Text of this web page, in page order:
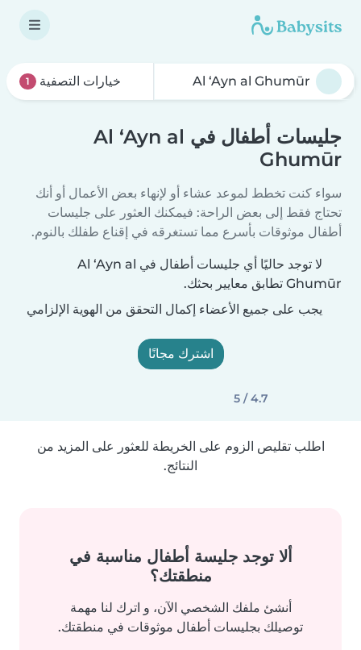
خيارات التصفية 1
جليسات أطفال في Al ‘Ayn al
Ghumūr
سواء كنت تخطط لموعد عشاء أو لإنهاء بعض الأعمال أو أنك
تحتاج فقط إلى بعض الراحة: فيمكنك العثور على جليسات
أطفال موثوقات بأسرع مما تستغرقه في إقناع طفلك بالنوم.
لا توجد حاليًا أي جليسات أطفال في Al ‘Ayn al
Ghumūr تطابق معايير بحثك.
يجب على جميع الأعضاء إكمال التحقق من الهوية الإلزامي
اشترك مجانًا
4.7 / 5
اطلب تقليص الزوم على الخريطة للعثور على المزيد من
النتائج.
ألا توجد جليسة أطفال مناسبة في
منطقتك؟
أنشئ ملفك الشخصي الآن، و اترك لنا مهمة
توصيلك بجليسات أطفال موثوقات في منطقتك.